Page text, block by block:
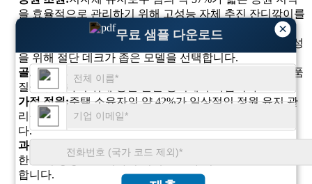
×
무료 샘플 다운로드
을 효율적으로 관리하기 위해 고성능 자체 추진 잔디깎이를
도시 조경사의 약 33%는 제한된 공간에서의 기동성
을 위해 절단 데크가 좁은 모델을 선택합니다.
골프장:거의 36%의 그라운드키퍼가 균일한 잔디 높이와 품
질을 유지하기 위해 정밀 절단 장치에 투자합니다.
가정 정원:주택 소유자의 약 42%가 일상적인 정원 유지 관
리를 위해 가볍고 속도 조절이 가능한 모어를 우선시합니
다.
과수원:
과수원 운영자의 약 29%는 고르지 않은 지형과 울창
한 잔디 성장을 관리하기 위해 토크가 더 높은 모델을 선호
합니다.